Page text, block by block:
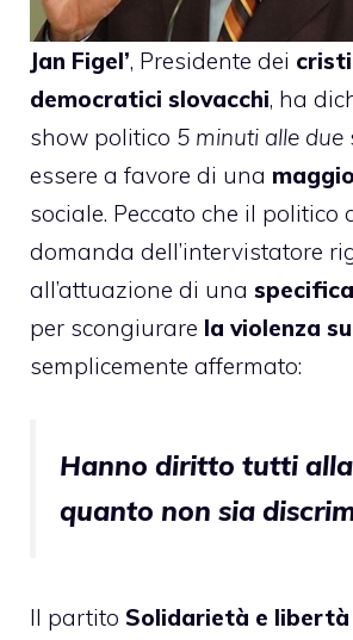
Jan Figel’, Presidente dei
democratici slovacchi, ha
show politico 5 minuti alle due
essere a favore di una
sociale. Peccato che il politico
domanda dell’intervistatore
all’attuazione di una
per scongiurare la violenza
semplicemente affermato:
Hanno diritto tutti
quanto non sia
Il partito Solidarietà e libertà